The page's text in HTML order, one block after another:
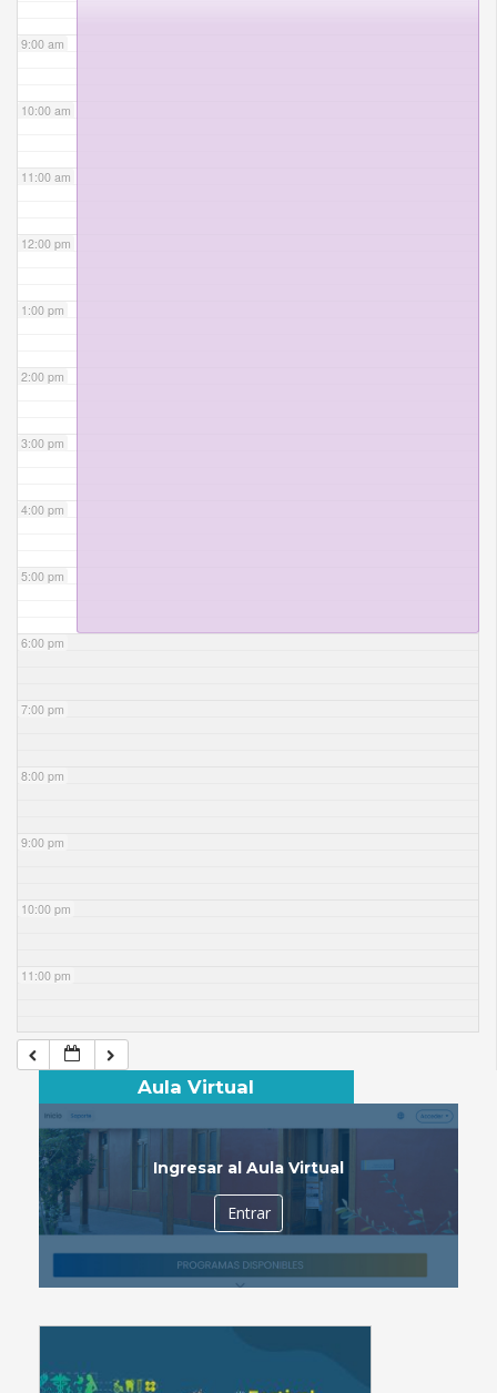
9:00 am
10:00 am
11:00 am
12:00 pm
1:00 pm
2:00 pm
3:00 pm
4:00 pm
5:00 pm
6:00 pm
7:00 pm
8:00 pm
9:00 pm
10:00 pm
11:00 pm
Aula Virtual
Ingresar al Aula Virtual
Entrar